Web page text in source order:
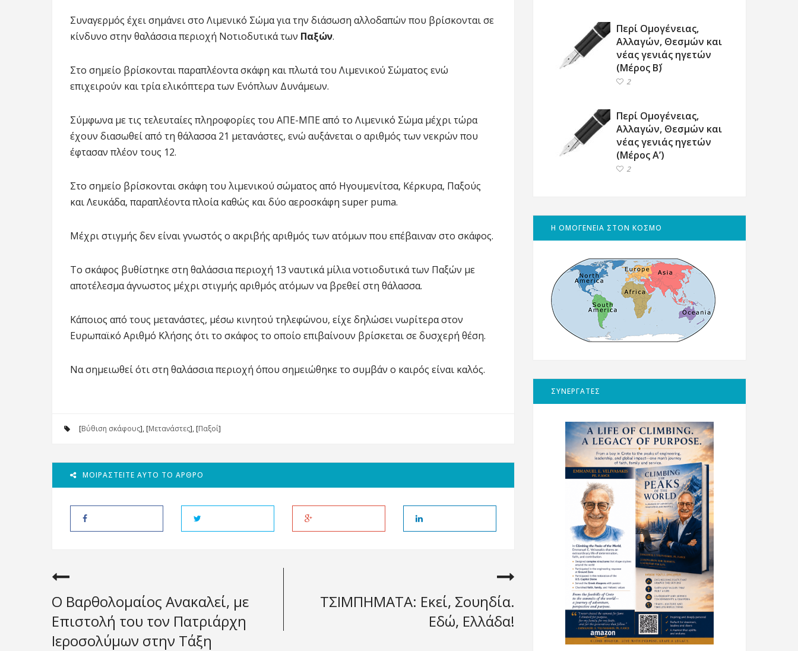
Συναγερμός έχει σημάνει στο Λιμενικό Σώμα για την διάσωση αλλοδαπών που βρίσκονται σε
κίνδυνο στην θαλάσσια περιοχή Νοτιοδυτικά των Παξών.
Στο σημείο βρίσκονται παραπλέοντα σκάφη και πλωτά του Λιμενικού Σώματος ενώ
επιχειρούν και τρία ελικόπτερα των Ενόπλων Δυνάμεων.
Σύμφωνα με τις τελευταίες πληροφορίες του ΑΠΕ-ΜΠΕ από το Λιμενικό Σώμα μέχρι τώρα
έχουν διασωθεί από τη θάλασσα 21 μετανάστες, ενώ αυξάνεται ο αριθμός των νεκρών που
έφτασαν πλέον τους 12.
Στο σημείο βρίσκονται σκάφη του λιμενικού σώματος από Ηγουμενίτσα, Κέρκυρα, Παξούς
και Λευκάδα, παραπλέοντα πλοία καθώς και δύο αεροσκάφη super puma.
Μέχρι στιγμής δεν είναι γνωστός ο ακριβής αριθμός των ατόμων που επέβαιναν στο σκάφος.
Το σκάφος βυθίστηκε στη θαλάσσια περιοχή 13 ναυτικά μίλια νοτιοδυτικά των Παξών με
αποτέλεσμα άγνωστος μέχρι στιγμής αριθμός ατόμων να βρεθεί στη θάλασσα.
Κάποιος από τους μετανάστες, μέσω κινητού τηλεφώνου, είχε δηλώσει νωρίτερα στον
Ευρωπαϊκό Αριθμό Κλήσης ότι το σκάφος το οποίο επιβαίνουν βρίσκεται σε δυσχερή θέση.
Να σημειωθεί ότι στη θαλάσσια περιοχή όπου σημειώθηκε το συμβάν ο καιρός είναι καλός.
[Βύθιση σκάφους], [Μετανάστες], [Παξοί]
ΜΟΙΡΑΣΤΕΊΤΕ ΑΥΤΌ ΤΟ ΆΡΘΡΟ
Ο Βαρθολομαίος Ανακαλεί, με
Επιστολή του τον Πατριάρχη
Ιεροσολύμων στην Τάξη
ΤΣΙΜΠΗΜΑΤΑ: Εκεί, Σουηδία.
Εδώ, Ελλάδα!
Περί Ομογένειας,
Αλλαγών, Θεσμών και
νέας γενιάς ηγετών
(Μέρος Β΄)
2
Περί Ομογένειας,
Αλλαγών, Θεσμών και
νέας γενιάς ηγετών
(Μέρος Α’)
2
Η ΟΜΟΓΕΝΕΙΑ ΣΤΟΝ ΚΟΣΜΟ
ΣΥΝΕΡΓΑΤΕΣ